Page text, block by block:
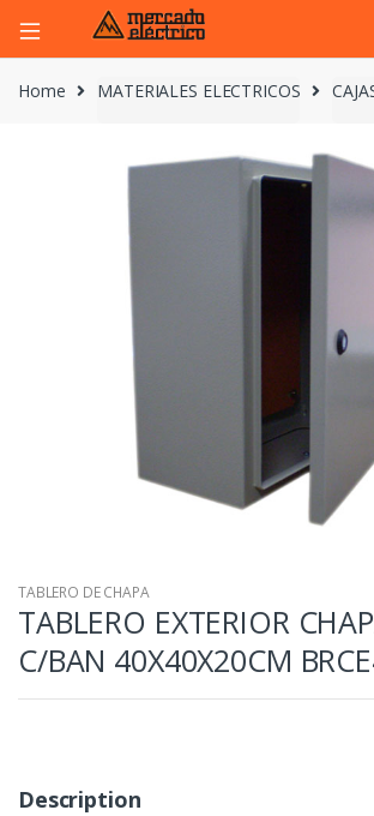
Home MATERIALES ELECTRICOS
TABLERO DE CHAPA
TABLERO EXTERIOR
C/BAN 40X40X20CM
Description